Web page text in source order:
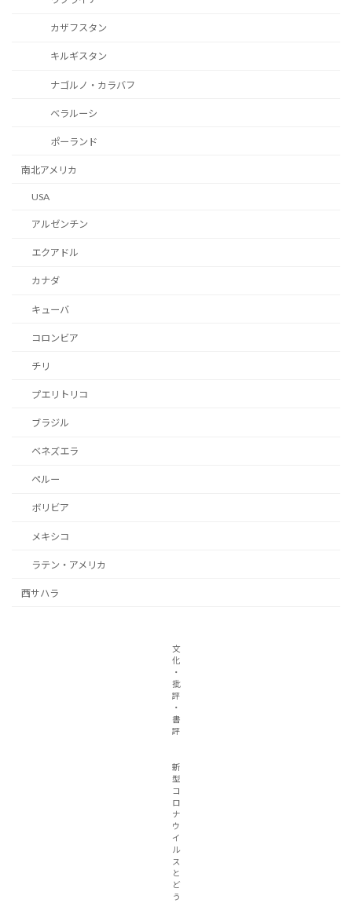
カザフスタン
キルギスタン
ナゴルノ・カラバフ
ベラルーシ
ポーランド
南北アメリカ
USA
アルゼンチン
エクアドル
カナダ
キューバ
コロンビア
チリ
プエリトリコ
ブラジル
ベネズエラ
ペルー
ボリビア
メキシコ
ラテン・アメリカ
西サハラ
文
化
・
批
評
・
書
評
新
型
コ
ロ
ナ
ウ
イ
ル
ス
と
ど
う